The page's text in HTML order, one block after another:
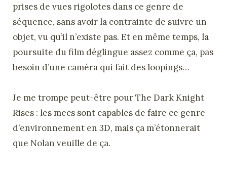
prises de vues rigolotes dans ce genre de
séquence, sans avoir la contrainte de suivre un
objet, vu qu’il n’existe pas. Et en même temps, la
poursuite du film déglingue assez comme ça, pas
besoin d’une caméra qui fait des loopings…
Je me trompe peut-être pour The Dark Knight
Rises : les mecs sont capables de faire ce genre
d’environnement en 3D, mais ça m’étonnerait
que Nolan veuille de ça.